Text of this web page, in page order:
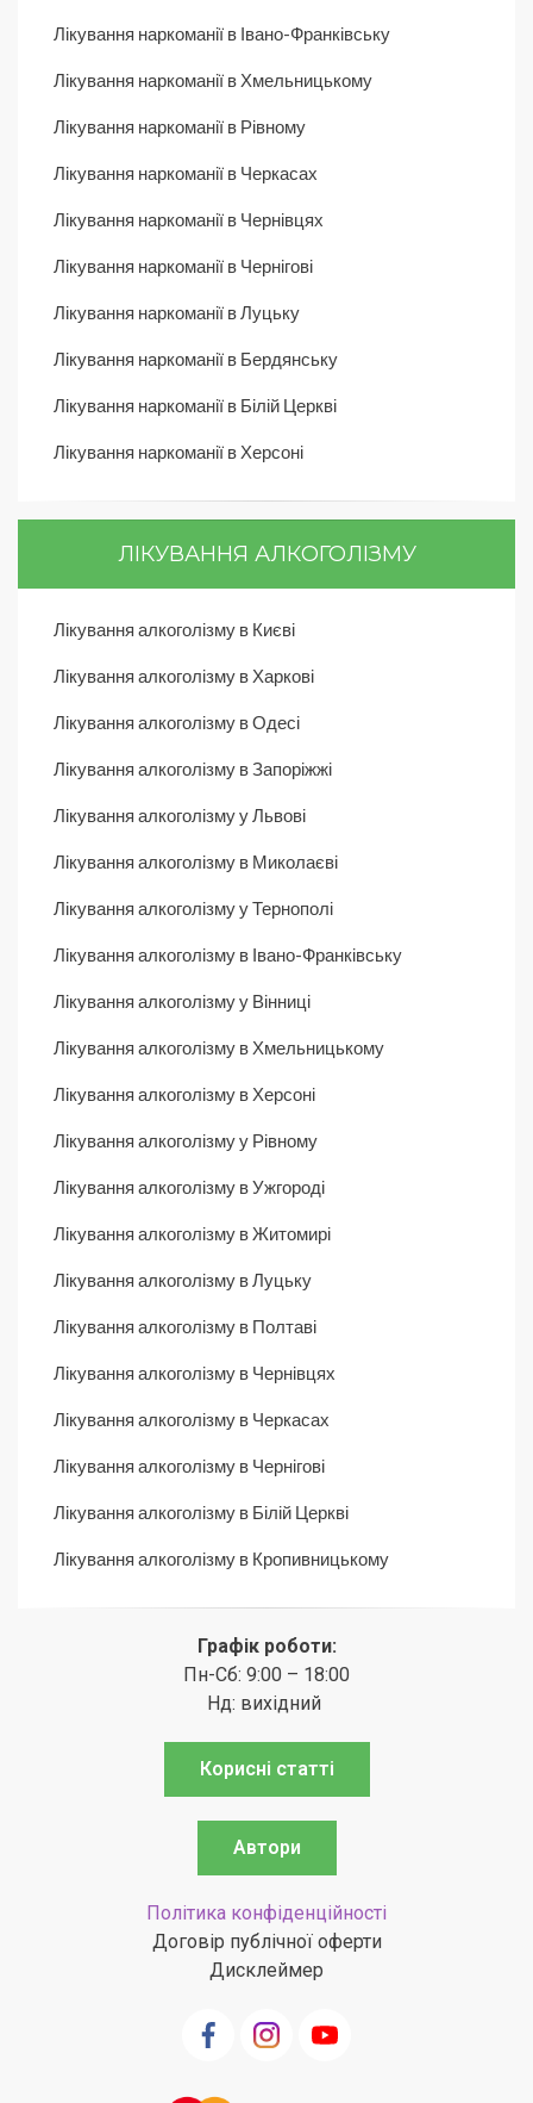
Лікування наркоманії в Івано-Франківську
Лікування наркоманії в Хмельницькому
Лікування наркоманії в Рівному
Лікування наркоманії в Черкасах
Лікування наркоманії в Чернівцях
Лікування наркоманії в Чернігові
Лікування наркоманії в Луцьку
Лікування наркоманії в Бердянську
Лікування наркоманії в Білій Церкві
Лікування наркоманії в Херсоні
ЛІКУВАННЯ АЛКОГОЛІЗМУ
Лікування алкоголізму в Києві
Лікування алкоголізму в Харкові
Лікування алкоголізму в Одесі
Лікування алкоголізму в Запоріжжі
Лікування алкоголізму у Львові
Лікування алкоголізму в Миколаєві
Лікування алкоголізму у Тернополі
Лікування алкоголізму в Івано-Франківську
Лікування алкоголізму у Вінниці
Лікування алкоголізму в Хмельницькому
Лікування алкоголізму в Херсоні
Лікування алкоголізму у Рівному
Лікування алкоголізму в Ужгороді
Лікування алкоголізму в Житомирі
Лікування алкоголізму в Луцьку
Лікування алкоголізму в Полтаві
Лікування алкоголізму в Чернівцях
Лікування алкоголізму в Черкасах
Лікування алкоголізму в Чернігові
Лікування алкоголізму в Білій Церкві
Лікування алкоголізму в Кропивницькому
Графік роботи:
Пн-Сб: 9:00 – 18:00
Нд: вихідний
Корисні статті
Автори
Політика конфіденційності
Договір публічної оферти
Дисклеймер